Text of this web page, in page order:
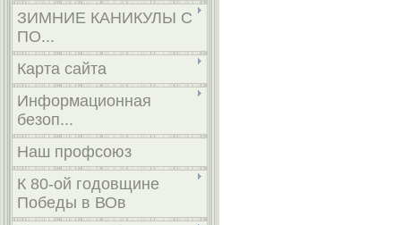
ЗИМНИЕ КАНИКУЛЫ С
ПО...
Карта сайта
Информационная
безоп...
Наш профсоюз
К 80-ой годовщине
Победы в ВОв